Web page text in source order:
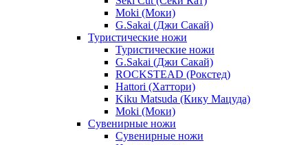
Moki (Моки)
G.Sakai (Джи Сакай)
Туристические ножи
Туристические ножи
G.Sakai (Джи Сакай)
ROCKSTEAD (Рокстед)
Hattori (Хаттори)
Kiku Matsuda (Кику Мацуда)
Moki (Моки)
Сувенирные ножи
Сувенирные ножи